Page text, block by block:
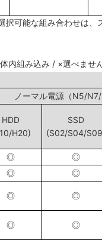
可能な組み合わせは、
内組み込み / ×選べませ
ノーマル電源（
HDD
H20)
SSD
(S02/S04/
◎
◎
◎
◎
◎ ◎
◎ ◎